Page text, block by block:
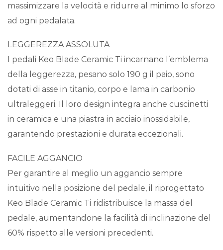
massimizzare la velocità e ridurre al minimo lo sforzo
ad ogni pedalata.
LEGGEREZZA ASSOLUTA
I pedali Keo Blade Ceramic Ti incarnano l’emblema
della leggerezza, pesano solo 190 g il paio, sono
dotati di asse in titanio, corpo e lama in carbonio
ultraleggeri. Il loro design integra anche cuscinetti
in ceramica e una piastra in acciaio inossidabile,
garantendo prestazioni e durata eccezionali.
FACILE AGGANCIO
Per garantire al meglio un aggancio sempre
intuitivo nella posizione del pedale, il riprogettato
Keo Blade Ceramic Ti ridistribuisce la massa del
pedale, aumentandone la facilità di inclinazione del
60% rispetto alle versioni precedenti.